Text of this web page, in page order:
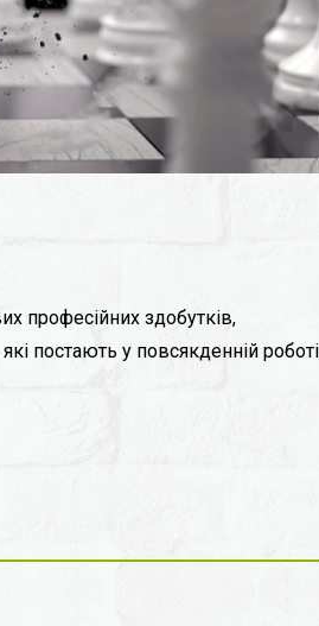
професійних здобутків,
постають у повсякденній